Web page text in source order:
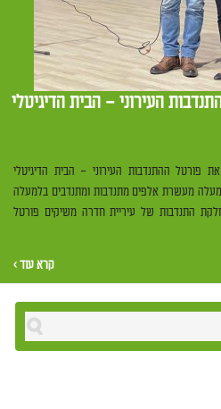
העירוני – הבית הדיגיטלי
פורטל ההתנדבות העירוני – הבית הדיגיטלי
מעשרת אלפים מתנדבות ומתנדבים בלמעלה
התנדבות של עיריית חדרה משיקים פורטל
קרא עוד ›